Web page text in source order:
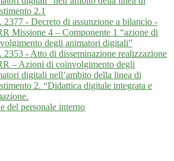
2.1
2377 - Decreto di assunzione a bilancio -
Missione 4 – Componente 1 “azione di
degli animatori digitali”
2353 - Atto di disseminazione realizzazione
– Azioni di coinvolgimento degli
digitali nell’ambito della linea di
2. “Didattica digitale integrata e
del personale interno